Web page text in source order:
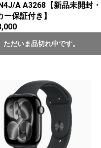
A A3268【新品未開封・
ー保証付き】
ただいま品切れ中です。